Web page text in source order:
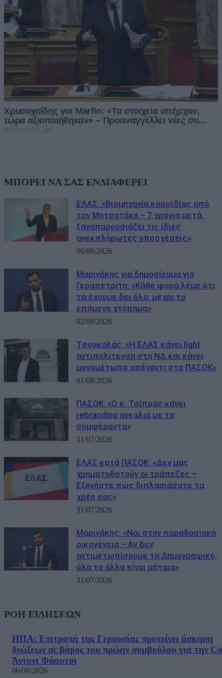
ΜΠΟΡΕΙ ΝΑ ΣΑΣ ΕΝΔΙΑΦΕΡΕΙ
ΕΛΑΣ: «Βιομηχανία κοροϊδίας από
τον Μητσοτάκη – 7 χρόνια μετά,
ξαναπαρουσιάζει τις ίδιες
ανεκπλήρωτες υποσχέσεις»
06/08/2026
Μαρινάκης για δημοσίευμα για
Γεραπετρίτη: «Κάθε φορά λέμε ότι
τα έχουμε δει όλα, μέχρι το
επόμενο χτύπημα»
02/08/2026
Τσουκαλάς: «Η ΕΛΑΣ κάνει light
αντιπολίτευση στη ΝΔ και κάνει
μονομέτωπο απέναντι στο ΠΑΣΟΚ»
01/08/2026
ΠΑΣΟΚ: «Ο κ. Τσίπρας κάνει
rebranding αγκαλιά με τα
συμφέροντα»
31/07/2026
ΕΛΑΣ κατά ΠΑΣΟΚ: «Δεν μας
χρηματοδοτούν οι τράπεζες –
Εξηγήστε πώς διπλασιάσατε τα
χρέη σας»
31/07/2026
Μαρινάκης: «Ναι στην παραδοσιακή
οικογένεια – Αν δεν
αντιμετωπίσουμε το Δημογραφικό,
όλα τα άλλα είναι μάταια»
31/07/2026
ΡΟΗ ΕΙΔΗΣΕΩΝ
ΗΠΑ: Επιτροπή της Γερουσίας προτείνει άσκηση
διώξεων σε βάρος του πρώην συμβούλου για την
Άντονι Φάουτσι
06/08/2026